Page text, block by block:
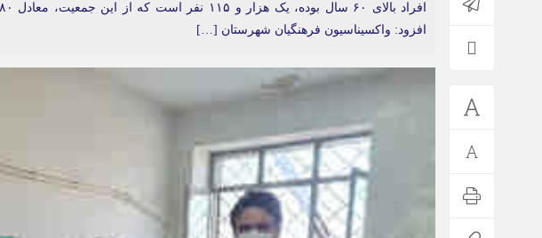
افزود: واکسیناسیون فرهنگیان شهرستان […]